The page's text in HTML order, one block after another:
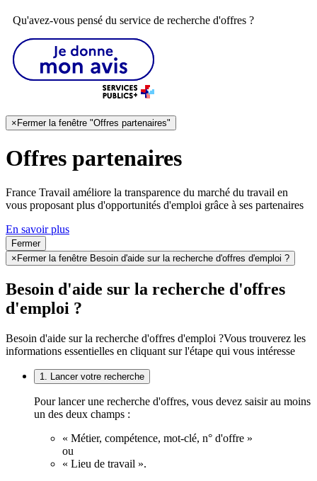
Qu'avez-vous pensé du service de recherche d'offres ?
×Fermer la fenêtre "Offres partenaires"
Offres partenaires
France Travail améliore la transparence du marché du travail en
vous proposant plus d'opportunités d'emploi grâce à ses partenaires
En savoir plus
Fermer
× Fermer la fenêtre Besoin d'aide sur la recherche d'offres d'emploi ?
Besoin d'aide sur la recherche d'offres
d'emploi ?
Besoin d'aide sur la recherche d'offres d'emploi ?Vous trouverez les
informations essentielles en cliquant sur l'étape qui vous intéresse
1. Lancer votre recherche
Pour lancer une recherche d'offres, vous devez saisir au moins
un des deux champs :
« Métier, compétence, mot-clé, n° d'offre »
ou
« Lieu de travail ».